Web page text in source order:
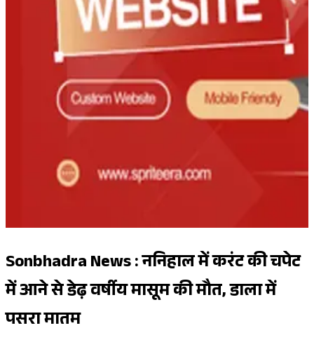
Sonbhadra News : ननिहाल में करंट की चपेट
में आने से डेढ़ वर्षीय मासूम की मौत, डाला में
पसरा मातम